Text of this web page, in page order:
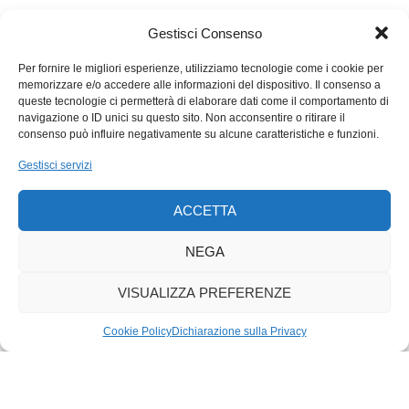
Gestisci Consenso
Per fornire le migliori esperienze, utilizziamo tecnologie come i cookie per
memorizzare e/o accedere alle informazioni del dispositivo. Il consenso a
queste tecnologie ci permetterà di elaborare dati come il comportamento di
navigazione o ID unici su questo sito. Non acconsentire o ritirare il
consenso può influire negativamente su alcune caratteristiche e funzioni.
Gestisci servizi
ACCETTA
NEGA
VISUALIZZA PREFERENZE
Cookie PolicyDichiarazione sulla Privacy
Muot Selvas. Al cospetto degli ultimi brandelli o barbagli dei
Piz che non so mai i nomi. Un anfiteatro montano che ritrovo in
veranda, la sera, seduto a uno dei sei tavoli, in compagnia del
profumo del fieno raccolto poche ore fa. Ci sarebbero anche le
poltrone di vimini sparse sul prato per gli ospiti dell’albergo,
però una veranda come questa provoca più raccoglimento,
legno verniciato inquadrano il paesaggio nell’ultima luce. Una
frana nel riconoscere le montagne, percorro sicuro con lo
sguardo almeno il Piz Salatschina. La pace però la cerco nel